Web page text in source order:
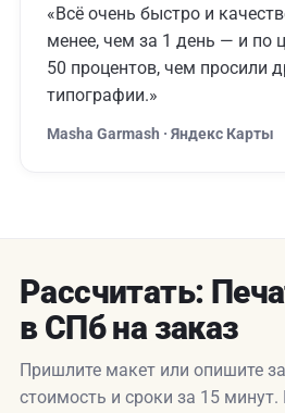
«Всё очень быстро и
менее, чем за 1 день — и по
50 процентов, чем просили
типографии.»
Masha Garmash · Яндекс Карты
Рассчитать:
в СПб на заказ
Пришлите макет или опишите
стоимость и сроки за 15